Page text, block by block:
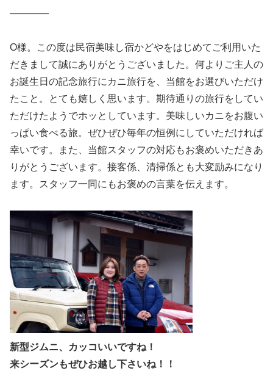
————
O様。この度は民宿美味し宿かどやをはじめてご利用いた
だきまして誠にありがとうございました。何よりご主人の
お誕生日の記念旅行にカニ旅行を、当館をお選びいただけ
たこと。とても嬉しく思います。期待通りの旅行をしてい
ただけたようでホッとしています。美味しいカニをお腹い
っぱい食べる旅。ぜひぜひ毎年の恒例にしていただければ
幸いです。また、当館スタッフの対応もお褒めいただきあ
りがとうございます。接客係、清掃係とも大変励みになり
ます。スタッフ一同にもお褒めの言葉を伝えます。
新型ジムニ、カッコいいですね！
来シーズンもぜひお越し下さいね！！